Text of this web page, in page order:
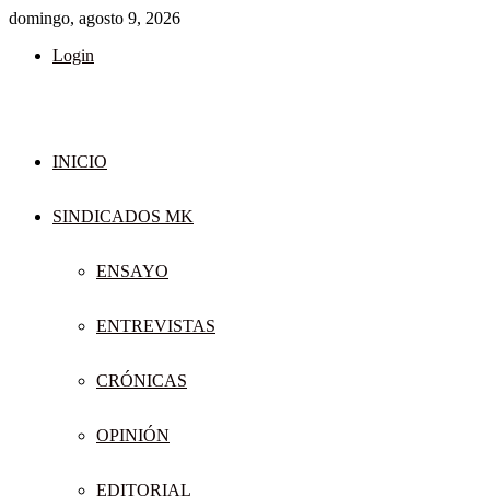
domingo, agosto 9, 2026
Login
INICIO
SINDICADOS MK
ENSAYO
ENTREVISTAS
CRÓNICAS
OPINIÓN
EDITORIAL